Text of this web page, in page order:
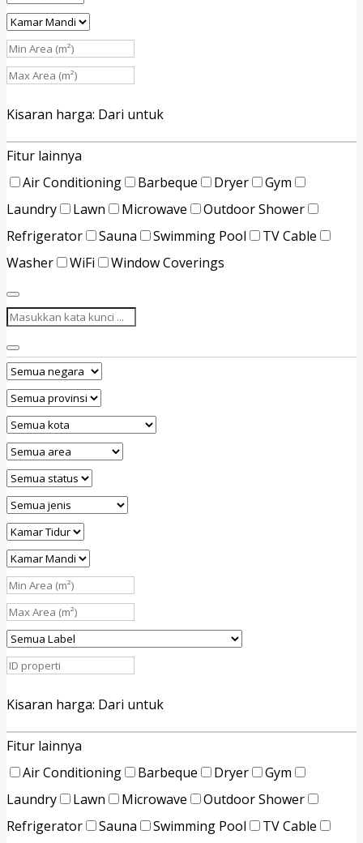
Kisaran harga: Dari untuk
Fitur lainnya
Air Conditioning
Barbeque Dryer
Gym
Laundry
Lawn Microwave
Outdoor Shower
Refrigerator
Sauna Swimming Pool
TV Cable
Washer
WiFi Window Coverings
Kisaran harga: Dari untuk
Fitur lainnya
Air Conditioning
Barbeque Dryer
Gym
Laundry
Lawn Microwave
Outdoor Shower
Refrigerator
Sauna Swimming Pool
TV Cable